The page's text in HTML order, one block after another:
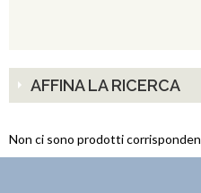
AFFINA LA RICERCA
Non ci sono prodotti